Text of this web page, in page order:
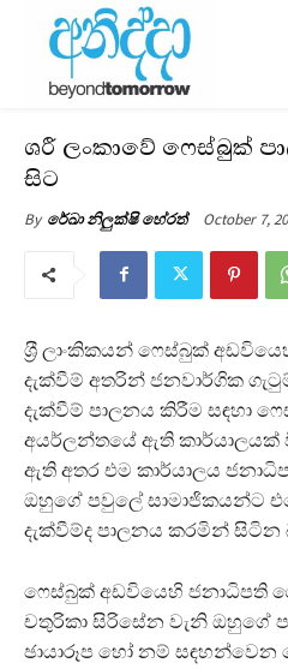
ශ‍්‍රී ලංකාවේ ෆෙස්බුක්
සිට
By රේඛා නිලුක්ෂි හේරත් October 7,
ශ‍්‍රී ලාංකිකයන් ෆෙස්බුක්
දැක්වීම් අතරින් ජනවාර්ගික
දැක්වීම් පාලනය කිරීම සඳහා
අයර්ලන්තයේ ඇති
ඇති අතර එම කාර්යාලය
ඔහුගේ පවුලේ සාමාජිකයන්ට
දැක්වීම්ද පාලනය කරමින් සිටින
ෆෙස්බුක් අඩවියෙහි ජනාධිපති
චතුරිකා සිරිසේන වැනි ඔහුගේ
ඡායාරූප හෝ නම් සඳහන්වෙන